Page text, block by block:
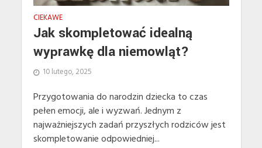
CIEKAWE
Jak skompletować idealną
wyprawkę dla niemowląt?
10 lutego, 2025
Przygotowania do narodzin dziecka to czas
pełen emocji, ale i wyzwań. Jednym z
najważniejszych zadań przyszłych rodziców jest
skompletowanie odpowiedniej...